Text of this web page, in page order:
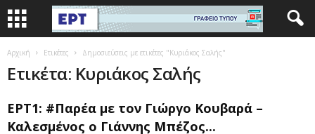
Αρχική Ετικέτες Δημοσιεύσεις με ετικέτες "Κυριάκος Σαλής"
Ετικέτα: Κυριάκος Σαλής
ΕΡΤ1: #Παρέα με τον Γιώργο Κουβαρά –
Καλεσμένος ο Γιάννης Μπέζος...